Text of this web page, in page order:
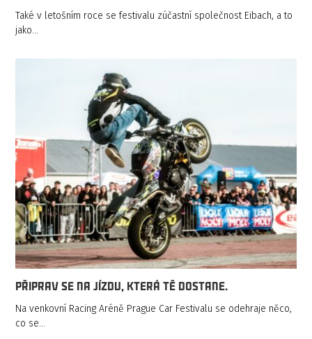
Také v letošním roce se festivalu zúčastní společnost Eibach, a to
jako…
Připrav se na jízdu, která tě dostane.
Na venkovní Racing Aréně Prague Car Festivalu se odehraje něco,
co se…